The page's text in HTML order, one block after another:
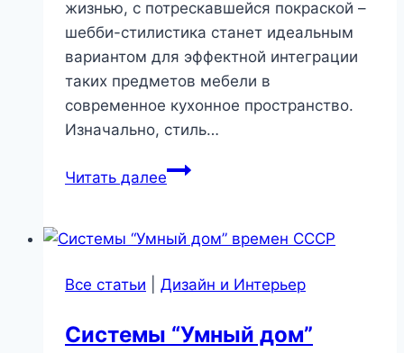
жизнью, с потрескавшейся покраской –
шебби-стилистика станет идеальным
вариантом для эффектной интеграции
таких предметов мебели в
современное кухонное пространство.
Изначально, стиль…
Читать далееОформление
стиле
шик
Все статьи Дизайн и Интерьер
Системы “Умный дом”